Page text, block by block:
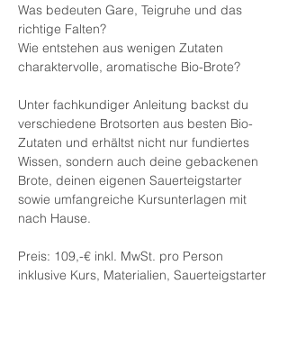
Was bedeuten Gare, Teigruhe und das
richtige Falten?
Wie entstehen aus wenigen Zutaten
charaktervolle, aromatische Bio-Brote?
Unter fachkundiger Anleitung backst du
verschiedene Brotsorten aus besten Bio-
Zutaten und erhältst nicht nur fundiertes
Wissen, sondern auch deine gebackenen
Brote, deinen eigenen Sauerteigstarter
sowie umfangreiche Kursunterlagen mit
nach Hause.
Preis: 109,-€ inkl. MwSt. pro Person
inklusive Kurs, Materialien, Sauerteigstarter